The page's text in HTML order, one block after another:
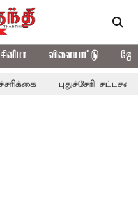
சினிமா விளையாட்டு
புதுச்சேரி சட்டசபையில்